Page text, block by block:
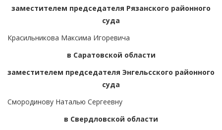
заместителем председателя Рязанского районного
суда
Красильникова Максима Игоревича
в Саратовской области
заместителем председателя Энгельсского районного
суда
Смородинову Наталью Сергеевну
в Свердловской области